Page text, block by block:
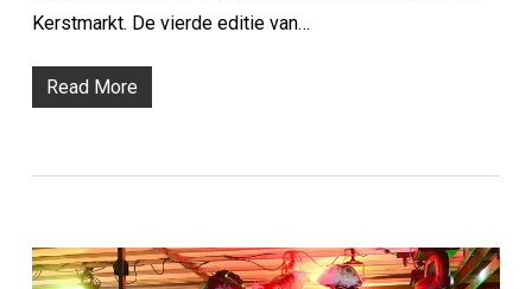
Kerstmarkt. De vierde editie van…
Read More